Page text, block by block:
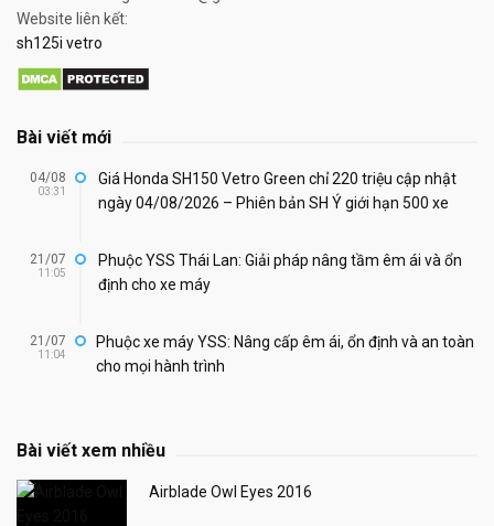
Website liên kết:
sh125i vetro
Bài viết mới
04/08
03:31
Giá Honda SH150 Vetro Green chỉ 220 triệu cập nhật
ngày 04/08/2026 – Phiên bản SH Ý giới hạn 500 xe
21/07
11:05
Phuộc YSS Thái Lan: Giải pháp nâng tầm êm ái và ổn
định cho xe máy
21/07
11:04
Phuộc xe máy YSS: Nâng cấp êm ái, ổn định và an toàn
cho mọi hành trình
Bài viết xem nhiều
Airblade Owl Eyes 2016